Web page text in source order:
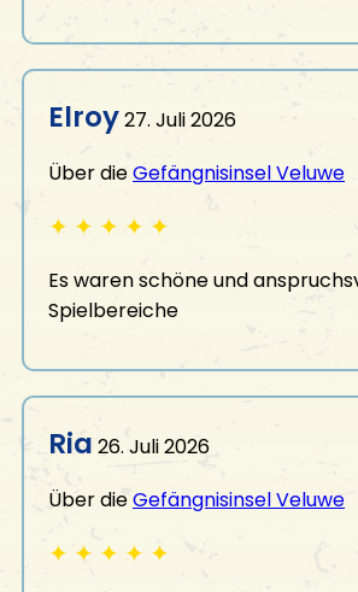
Elroy27. Juli 2026
Über dieGefängnisinsel Veluwe
✦ ✦ ✦ ✦ ✦
Es waren schöne und
Spielbereiche
Ria 26. Juli 2026
Über dieGefängnisinsel Veluwe
✦ ✦ ✦ ✦ ✦